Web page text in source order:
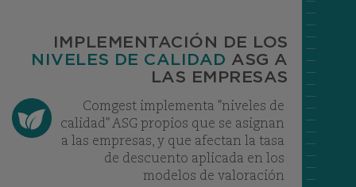
IMPLEMENTACIÓN DE LOS
NIVELES DE CALIDAD ASG A
LAS EMPRESAS
Comgest implementa "niveles de
calidad" ASG propios que se asignan
a las empresas, y que afectan la tasa
de descuento aplicada en los
modelos de valoración